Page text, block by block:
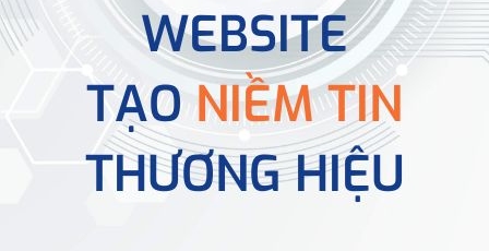
WEBSITE
TẠONIỀM TIN
THƯƠNG HIỆU